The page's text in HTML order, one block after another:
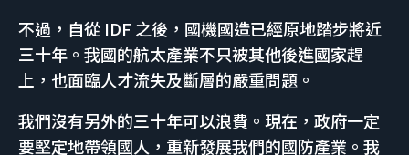
不過，自從 IDF 之後，國機國造已經原地踏步將近
三十年。我國的航太產業不只被其他後進國家趕
上，也面臨人才流失及斷層的嚴重問題。
我們沒有另外的三十年可以浪費。現在，政府一定
要堅定地帶領國人，重新發展我們的國防產業。我